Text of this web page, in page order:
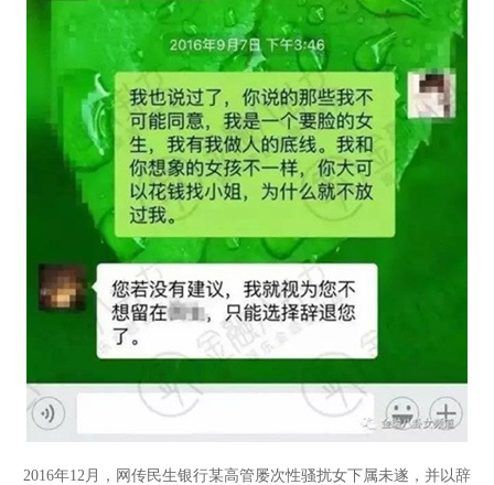
2016年12月，网传民生银行某高管屡次性骚扰女下属未遂，并以辞